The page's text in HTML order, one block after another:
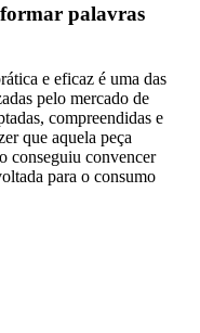
palavras
e eficaz é uma das
pelo mercado de
compreendidas e
que aquela peça
conseguiu convencer
para o consumo